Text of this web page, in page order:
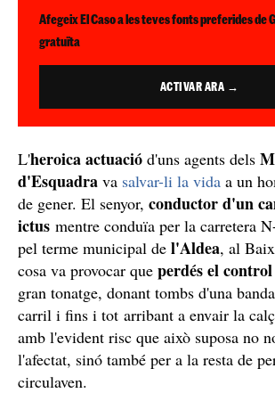
Afegeix El Caso a les teves fonts preferides de
gratuïta
ACTIVAR ARA →
L'heroica actuació d'uns agents dels
d'Esquadra va salvar-li la vida a un
de gener. El senyor, conductor d'un
ictus mentre conduïa per la carretera
pel terme municipal de l'Aldea, al
cosa va provocar que perdés el
gran tonatge, donant tombs d'una
carril i fins i tot arribant a envair la
amb l'evident risc que això suposa no
l'afectat, sinó també per a la resta de
circulaven.